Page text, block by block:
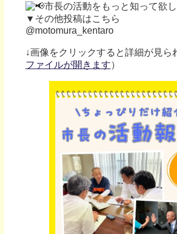
市長の活動をもっと知って欲し
▼その他投稿はこちら
@motomura_kentaro
↓画像をクリックすると詳細が見ら
ファイルが開きます）